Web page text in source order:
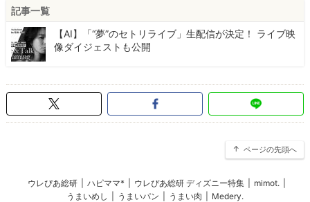
記事一覧
【AI】「“夢”のセトリライブ」生配信が決定！ ライブ映
像ダイジェストも公開
ページの先頭へ
ウレぴあ総研 ハピママ* ウレぴあ総研 ディズニー特集 mimot.
うまいめし
うまいパン うまい肉 Medery.